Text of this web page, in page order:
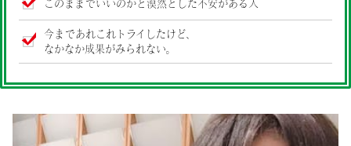
このままでいいのかと漠然とした不安がある人
今まであれこれトライしたけど、
なかなか成果がみられない。